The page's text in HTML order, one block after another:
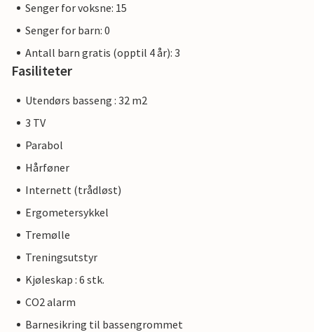
Senger for voksne: 15
Senger for barn: 0
Antall barn gratis (opptil 4 år): 3
Fasiliteter
Utendørs basseng : 32 m2
3 TV
Parabol
Hårføner
Internett (trådløst)
Ergometersykkel
Tremølle
Treningsutstyr
Kjøleskap : 6 stk.
CO2 alarm
Barnesikring til bassengrommet